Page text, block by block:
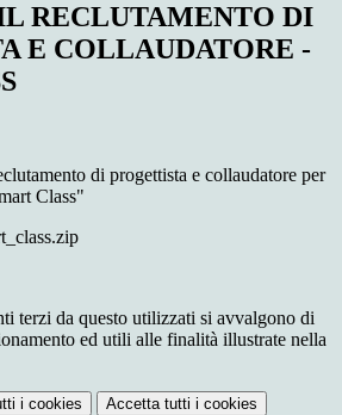
RECLUTAMENTO DI
E COLLAUDATORE -
di progettista e collaudatore per
Class"
terzi da questo utilizzati si avvalgono di
ed utili alle finalità illustrate nella
i cookies Accetta tutti i cookies